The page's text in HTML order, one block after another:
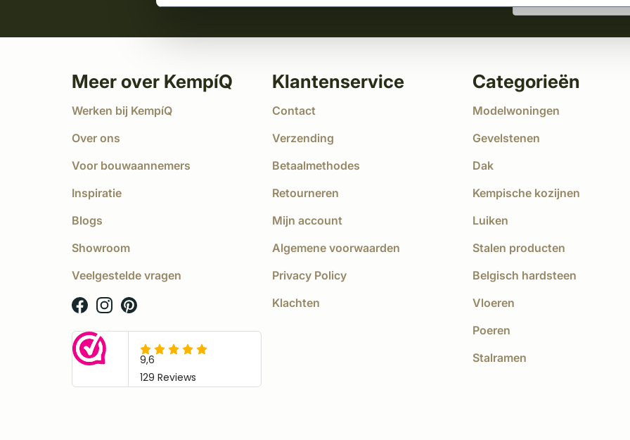
Meer over KempíQ
Werken bij KempíQ
Over ons
Voor bouwaannemers
Inspiratie
Blogs
Showroom
Veelgestelde vragen
Klantenservice
Contact
Verzending
Betaalmethodes
Retourneren
Mijn account
Algemene voorwaarden
Privacy Policy
Klachten
Categorieën
Modelwoningen
Gevelstenen
Dak
Kempische kozijnen
Luiken
Stalen producten
Belgisch hardsteen
Vloeren
Poeren
Stalramen